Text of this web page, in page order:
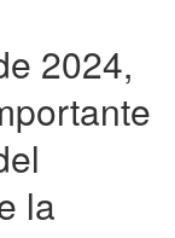
2024,
la